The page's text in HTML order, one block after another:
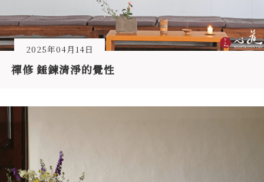
2025年04月14日
禪修 錘鍊清淨的覺性